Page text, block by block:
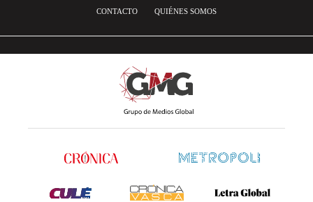
CONTACTO
QUIÉNES SOMOS